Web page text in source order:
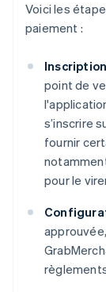
Voici les
paiement :
point de
s’inscrire
fournir
pour le